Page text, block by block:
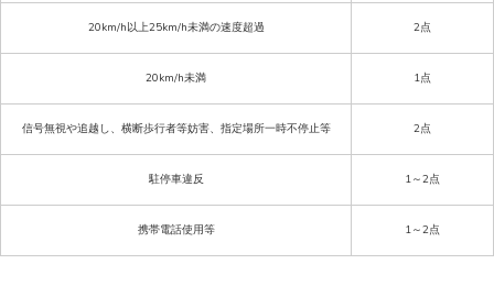
20km/h以上25km/h未満の速度超過 2点
20km/h未満 1点
信号無視や追越し、横断歩行者等妨害、指定場所一時不停止等 2点
駐停車違反 1～2点
携帯電話使用等 1～2点